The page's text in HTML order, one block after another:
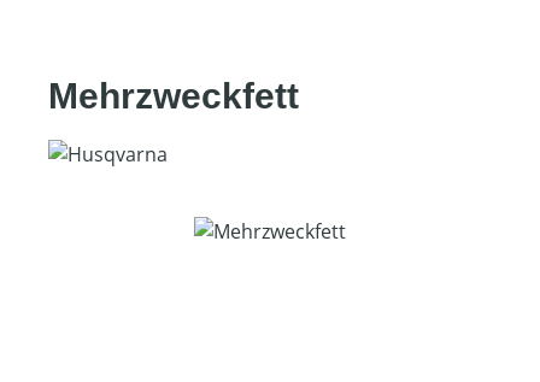
Mehrzweckfett
Bildergalerie überspringen